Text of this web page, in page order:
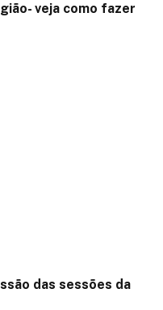
veja como fazer
das sessões da